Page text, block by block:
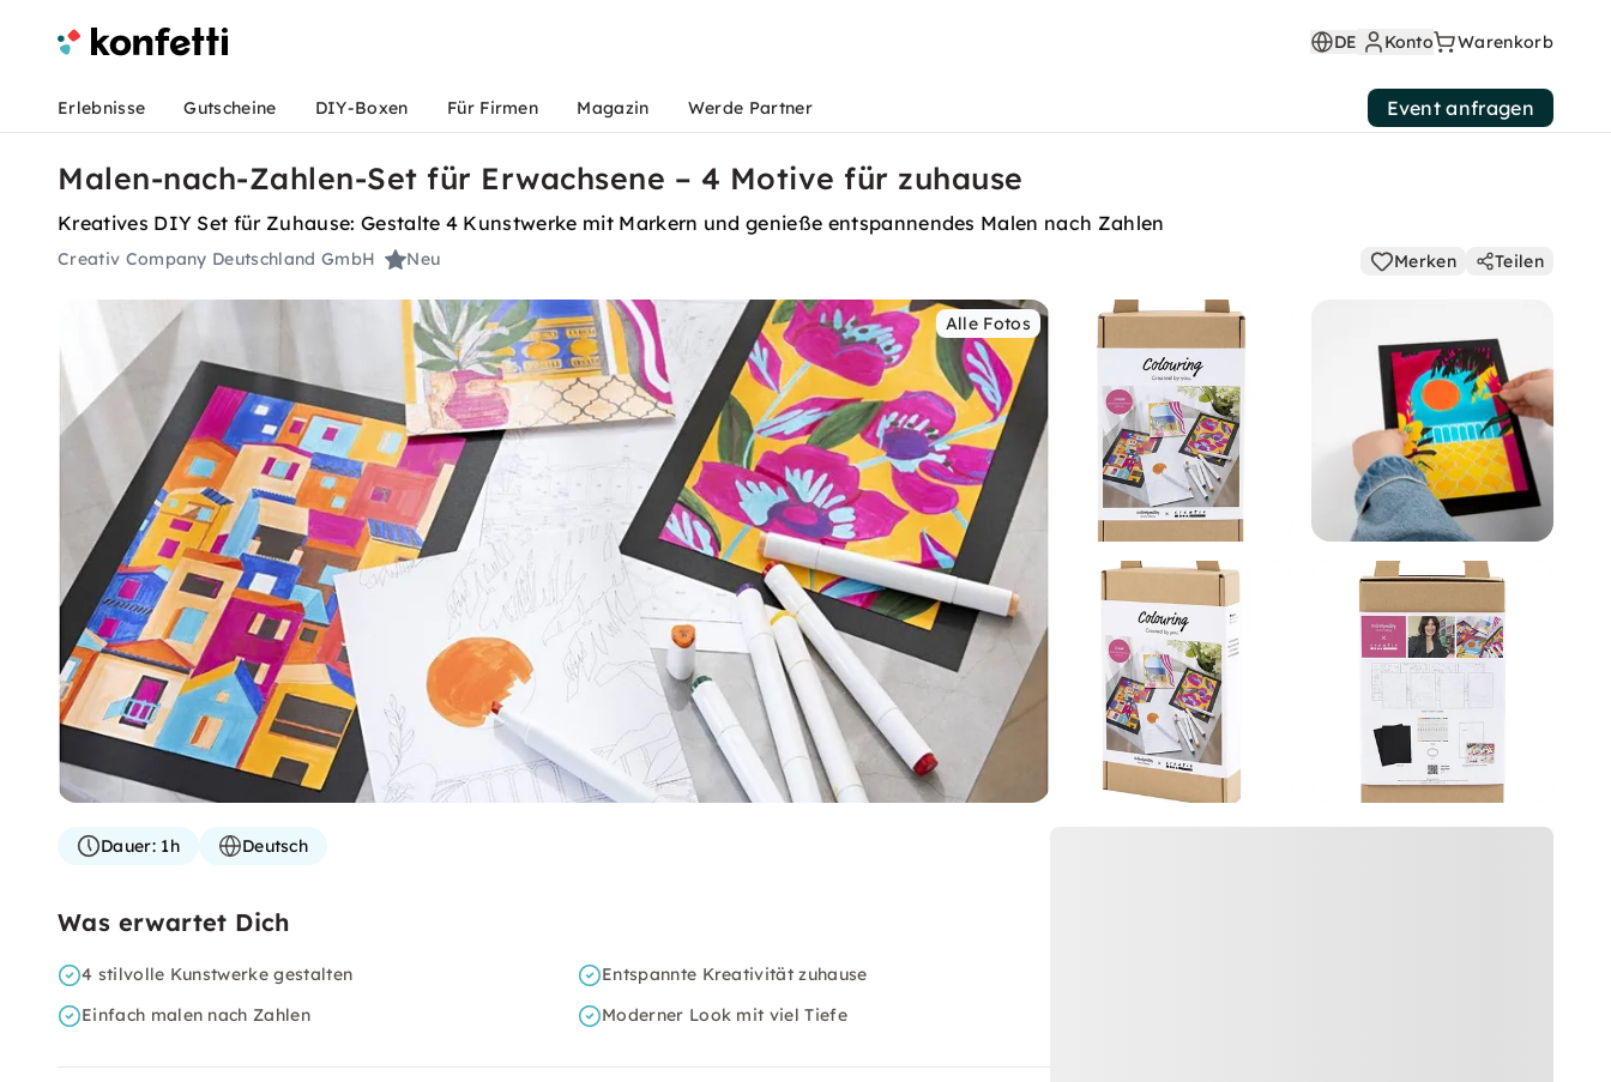
DE Konto Warenkorb
Erlebnisse Gutscheine DIY-Boxen Für Firmen Magazin Werde Partner Event anfragen
Malen-nach-Zahlen-Set für Erwachsene – 4 Motive für zuhause
Kreatives DIY Set für Zuhause: Gestalte 4 Kunstwerke mit Markern und genieße entspannendes Malen nach Zahlen
Creativ Company Deutschland GmbH Neu Merken Teilen
Alle Fotos
Dauer:1h Deutsch
Was erwartet Dich
4 stilvolle Kunstwerke gestalten
Entspannte Kreativität zuhause
Einfach malen nach Zahlen
Moderner Look mit viel Tiefe